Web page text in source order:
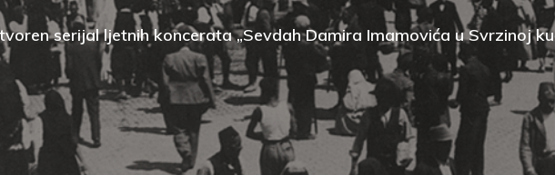
serijal ljetnih koncerata „Sevdah Damira Imamovića u Svrzinoj